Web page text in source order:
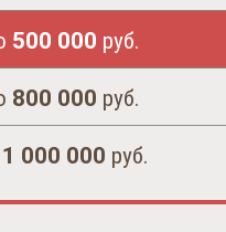
500 000 руб.
800 000 руб.
1 000 000 руб.